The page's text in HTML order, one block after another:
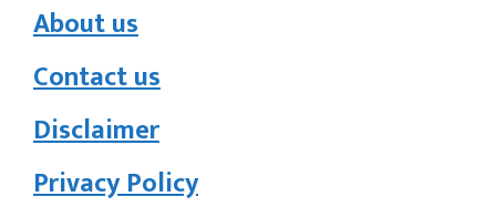
About us
Contact us
Disclaimer
Privacy Policy